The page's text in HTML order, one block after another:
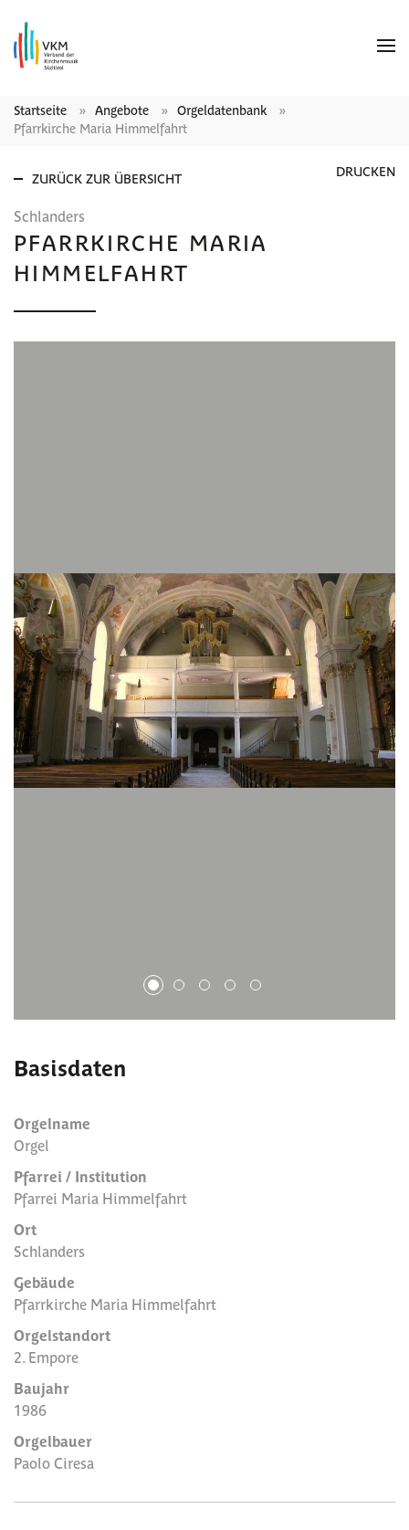
Startseite Angebote
Orgeldatenbank
Pfarrkirche Maria Himmelfahrt
ZURÜCK ZUR ÜBERSICHT DRUCKEN
Schlanders
PFARRKIRCHE MARIA
HIMMELFAHRT
1 2 3 4 5
Basisdaten
Orgelname
Orgel
Pfarrei / Institution
Pfarrei Maria Himmelfahrt
Ort
Schlanders
Gebäude
Pfarrkirche Maria Himmelfahrt
Orgelstandort
2. Empore
Baujahr
1986
Orgelbauer
Paolo Ciresa